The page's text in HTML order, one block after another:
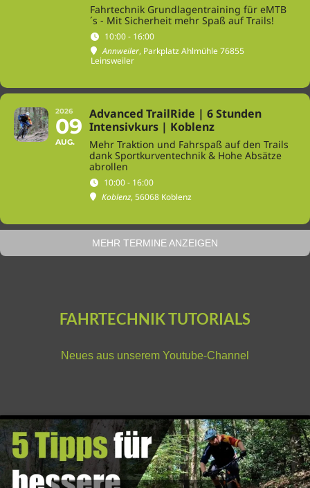
Fahrtechnik Grundlagentraining für eMTB
´s - Mit Sicherheit mehr Spaß auf Trails!
10:00 - 16:00
Annweiler, Parkplatz Ahlmühle 76855
Leinsweiler
2026
09
AUG.
Advanced TrailRide | 6 Stunden
Intensivkurs | Koblenz
Mehr Traktion und Fahrspaß auf den Trails
dank Sportkurventechnik & Hohe Absätze
abrollen
10:00 - 16:00
Koblenz, 56068 Koblenz
MEHR TERMINE ANZEIGEN
FAHRTECHNIK TUTORIALS
Neues aus unserem Youtube-Channel